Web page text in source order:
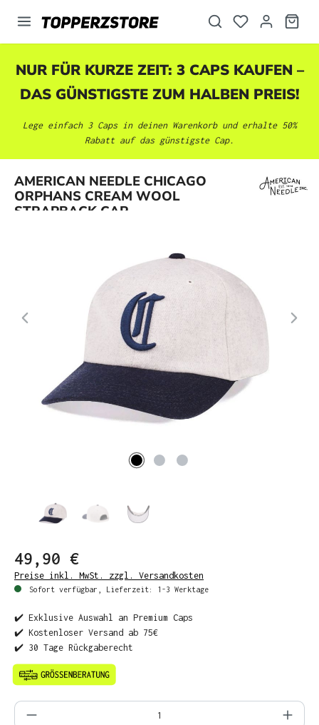
springen
NUR FÜR KURZE ZEIT: 3 CAPS KAUFEN –
DAS GÜNSTIGSTE ZUM HALBEN PREIS!
Lege einfach 3 Caps in deinen Warenkorb und erhalte 50%
Rabatt auf das günstigste Cap.
AMERICAN NEEDLE CHICAGO
ORPHANS CREAM WOOL
STRAPBACK CAP
Bildergalerie überspringen
49,90 €
Preise inkl. MwSt. zzgl. Versandkosten
Sofort verfügbar, Lieferzeit: 1-3 Werktage
✔️ Exklusive Auswahl an Premium Caps
✔️ Kostenloser Versand ab 75€
✔️ 30 Tage Rückgaberecht
Produkt Anzahl: Gib den gewünschten